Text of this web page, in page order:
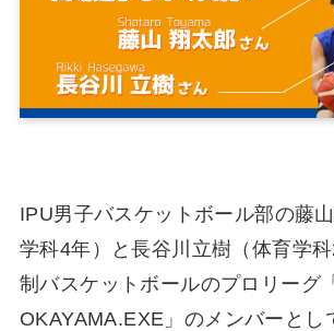
IPU男子バスケットボール部の藤
学科4年）と長谷川立樹（体育学
制バスケットボールのプロリーグ
OKAYAMA.EXE」のメンバーとし